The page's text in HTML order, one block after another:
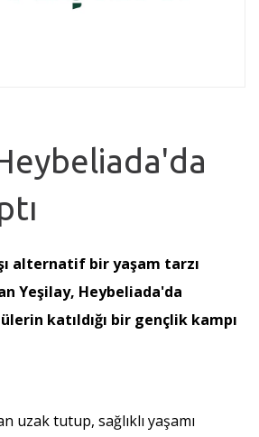
alternatif bir yaşam tarzı
Yeşilay, Heybeliada'da
katıldığı bir gençlik kampı
uzak tutup, sağlıklı yaşamı